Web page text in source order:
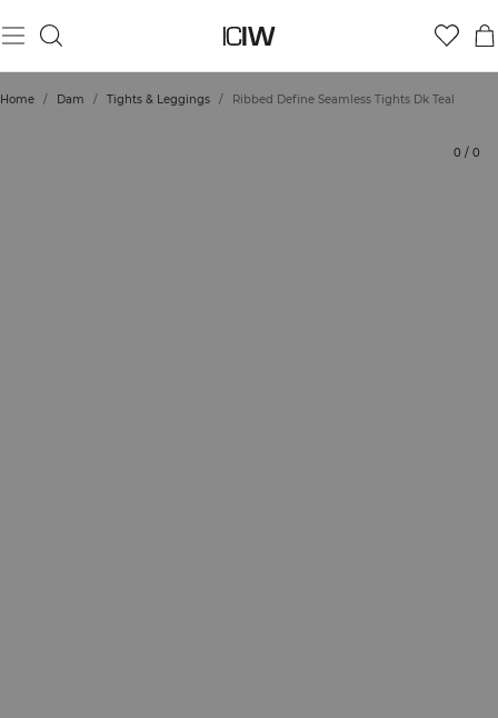
Home / Dam / Tights & Leggings / Ribbed Define Seamless Tights Dk Teal
0 / 0